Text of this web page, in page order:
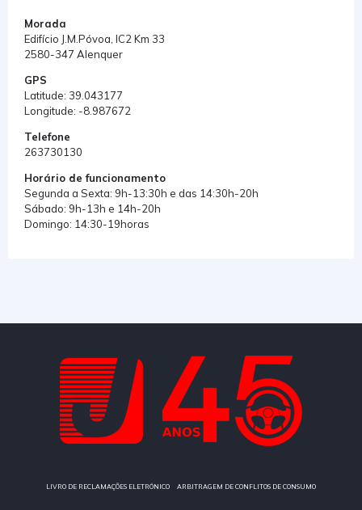
Morada
Edifício J.M.Póvoa, IC2 Km 33
2580-347 Alenquer
GPS
Latitude: 39.043177
Longitude: -8.987672
Telefone
263730130
Horário de funcionamento
Segunda a Sexta: 9h-13:30h e das 14:30h-20h
Sábado: 9h-13h e 14h-20h
Domingo: 14:30-19horas
LIVRO DE RECLAMAÇÕES ELETRÓNICO ARBITRAGEM DE CONFLITOS DE CONSUMO